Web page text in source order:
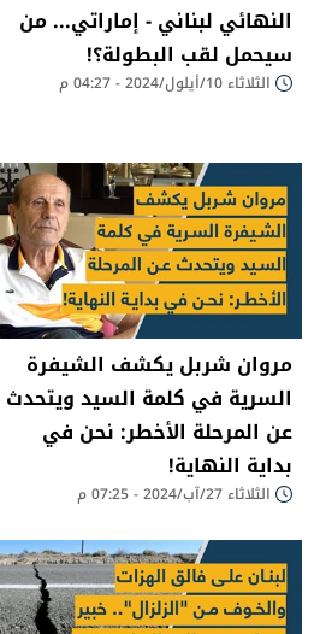
النهائي لبناني - إماراتي... من
سيحمل لقب البطولة؟!
الثلاثاء 10/أيلول/2024 - 04:27 م
مروان شربل يكشف الشيفرة
السرية في كلمة السيد ويتحدث
عن المرحلة الأخطر: نحن في
بداية النهاية!
الثلاثاء 27/آب/2024 - 07:25 م